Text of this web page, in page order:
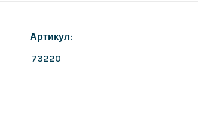
Артикул:
73220